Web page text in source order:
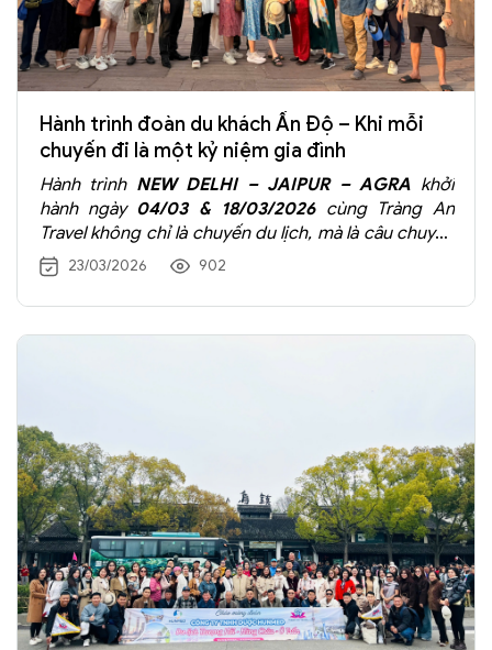
Hành trình đoàn du khách Ấn Độ – Khi mỗi
chuyến đi là một kỷ niệm gia đình
Hành trìnhNEW DELHI – JAIPUR – AGRA khởi
hành ngày 04/03 & 18/03/2026cùng Tràng An
Travel không chỉ là chuyến du lịch, mà là câu chuyện
của những gia đình cùng nhau trải nghiệm, cùng
nhau cười – và cùng nhau lưu giữ ký ức.
23/03/2026 902